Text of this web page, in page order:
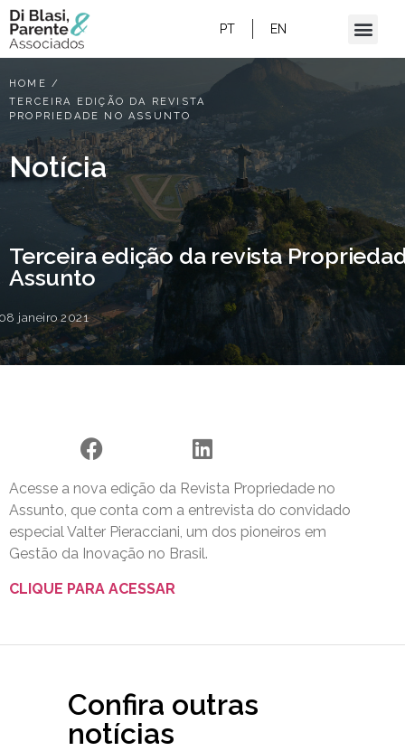
PT EN
HOME /
TERCEIRA EDIÇÃO DA REVISTA
PROPRIEDADE NO ASSUNTO
Notícia
Terceira edição da revista
Assunto
janeiro 2021
Acesse a nova edição da Revista Propriedade no
Assunto, que conta com a entrevista do convidado
especial Valter Pieracciani, um dos pioneiros em
Gestão da Inovação no Brasil.
CLIQUE PARA ACESSAR
Confira outras
notícias